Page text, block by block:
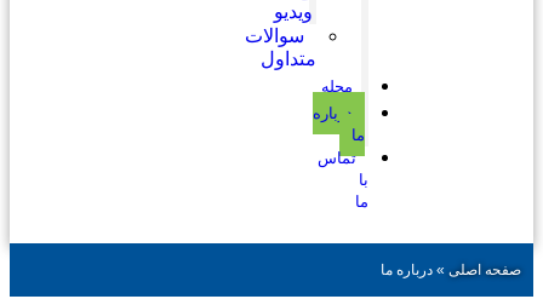
ویدیو
سوالات
متداول
مجله
درباره
ما
تماس
با
ما
صفحه اصلی » درباره ما